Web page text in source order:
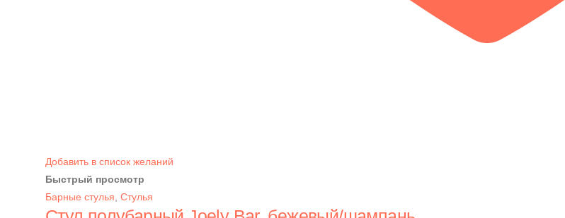
Добавить в список желаний
Быстрый просмотр
Барные стулья, Стулья